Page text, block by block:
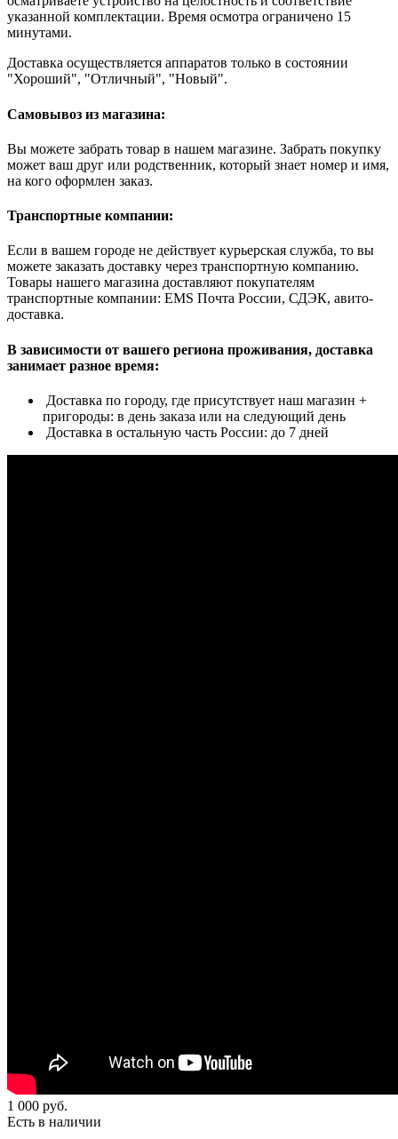
указанной комплектации. Время осмотра ограничено 15
минутами.
Доставка осуществляется аппаратов только в состоянии
"Хороший", "Отличный", "Новый".
Самовывоз из магазина:
Вы можете забрать товар в нашем магазине. Забрать покупку
может ваш друг или родственник, который знает номер и имя,
на кого оформлен заказ.
Транспортные компании:
Если в вашем городе не действует курьерская служба, то вы
можете заказать доставку через транспортную компанию.
Товары нашего магазина доставляют покупателям
транспортные компании: EMS Почта России, СДЭК, авито-
доставка.
В зависимости от вашего региона проживания, доставка
занимает разное время:
Доставка по городу, где присутствует наш магазин +
пригороды: в день заказа или на следующий день
Доставка в остальную часть России: до 7 дней
1 000 руб.
Есть в наличии